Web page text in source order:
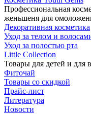
Профессиональная
женьшеня для
Декоративная косметика
Уход за телом и
Уход за полостью рта
Little Collection
Товары для детей и для
Фиточай
Товары со скидкой
Прайс-лист
Литература
Новости